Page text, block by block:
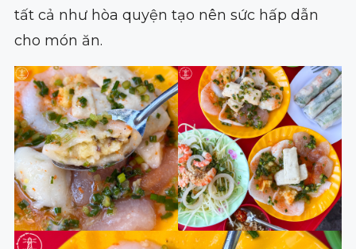
tất cả như hòa quyện tạo nên sức hấp dẫn
cho món ăn.